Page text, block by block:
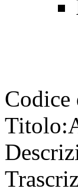
Codice
Titolo: